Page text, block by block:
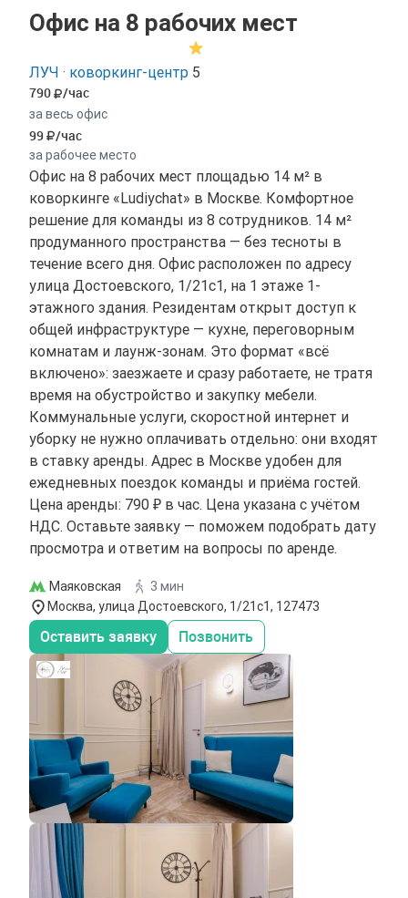
Офис на 8 рабочих мест
ЛУЧ · коворкинг-центр 5
790 /час
за весь офис
99 /час
за рабочее место
Офис на 8 рабочих мест площадью 14 м² в
коворкинге «Ludiychat» в Москве. Комфортное
решение для команды из 8 сотрудников. 14 м²
продуманного пространства — без тесноты в
течение всего дня. Офис расположен по адресу
улица Достоевского, 1/21с1, на 1 этаже 1-
этажного здания. Резидентам открыт доступ к
общей инфраструктуре — кухне, переговорным
комнатам и лаунж-зонам. Это формат «всё
включено»: заезжаете и сразу работаете, не тратя
время на обустройство и закупку мебели.
Коммунальные услуги, скоростной интернет и
уборку не нужно оплачивать отдельно: они входят
в ставку аренды. Адрес в Москве удобен для
ежедневных поездок команды и приёма гостей.
Цена аренды: 790 ₽ в час. Цена указана с учётом
НДС. Оставьте заявку — поможем подобрать дату
просмотра и ответим на вопросы по аренде.
Маяковская
3 мин
Москва, улица Достоевского, 1/21с1, 127473
Оставить заявку Позвонить